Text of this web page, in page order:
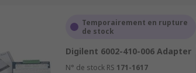
Temporairement en rupture
de stock
Digilent 6002-410-006 Adapter
N° de stock RS 171-1617